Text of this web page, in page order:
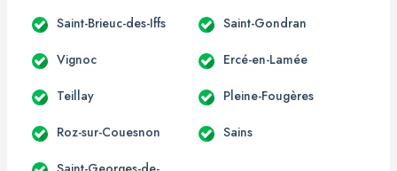
Saint-Brieuc-des-Iffs Saint-Gondran
Vignoc Ercé-en-Lamée
Teillay Pleine-Fougères
Roz-sur-Couesnon Sains